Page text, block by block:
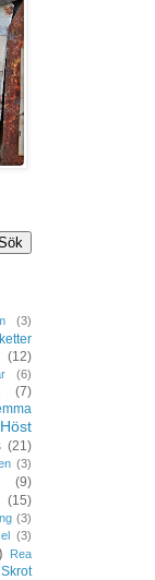
(3)
(12)
(6)
(7)
Höst
(21)
(3)
(9)
(15)
(3)
(3)
Rea
Skrot